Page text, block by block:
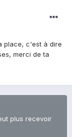
place, c'est à dire
merci de ta
plus recevoir